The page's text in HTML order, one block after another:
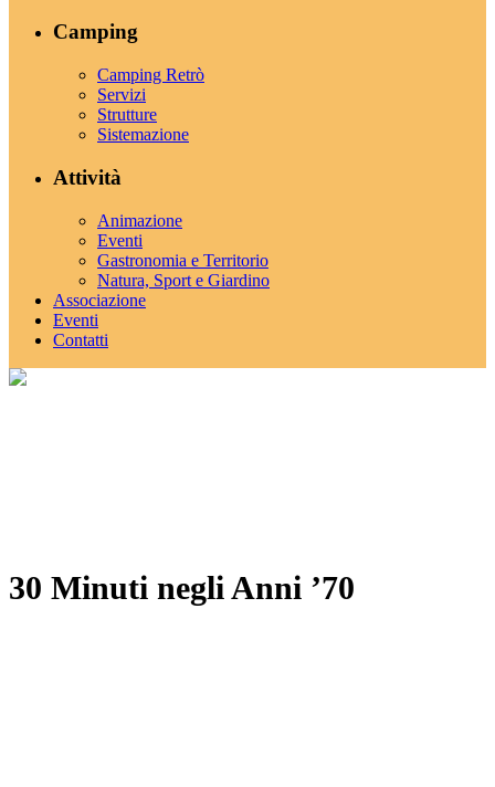
Camping
Camping Retrò
Servizi
Strutture
Sistemazione
Attività
Animazione
Eventi
Gastronomia e Territorio
Natura, Sport e Giardino
Associazione
Eventi
Contatti
30 Minuti negli Anni ’70